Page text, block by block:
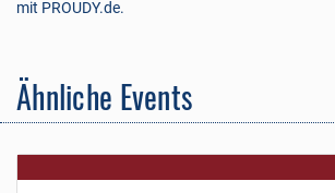
mit PROUDY.de.
Ähnliche Events